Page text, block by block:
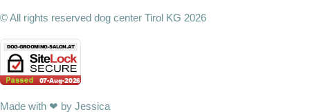
© All rights reserved dog center Tirol KG 2026
Made with ❤ by Jessica